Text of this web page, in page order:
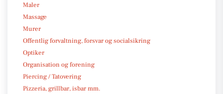
Maler
Massage
Murer
Offentlig forvaltning, forsvar og socialsikring
Optiker
Organisation og forening
Piercing / Tatovering
Pizzeria, grillbar, isbar mm.